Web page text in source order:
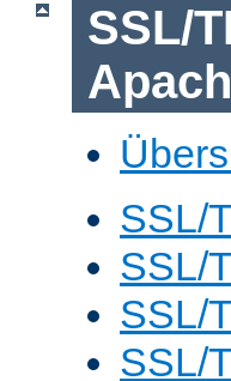
SSL/
SSL/
SSL/
SSL/
SSL/